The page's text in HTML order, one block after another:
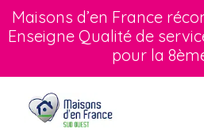
Maisons d’en France
Enseigne Qualité de
pour la